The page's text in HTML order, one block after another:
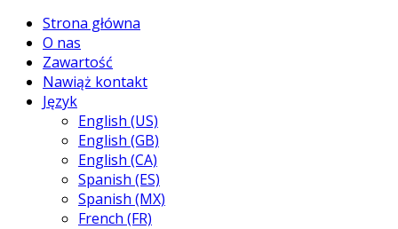
Strona główna
O nas
Zawartość
Nawiąż kontakt
Język
English (US)
English (GB)
English (CA)
Spanish (ES)
Spanish (MX)
French (FR)